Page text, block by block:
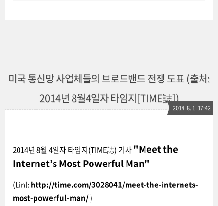
미국 통신망 사업체들의 브로드밴드 전쟁 도표 (출처:
2014년 8월4일자 타임지[TIME誌])
2014. 8. 1. 17:42
2014년 8월 4일자 타임지(TIME誌) 기사"Meet the
Internet’s Most Powerful Man"
(Linl: http://time.com/3028041/meet-the-internets-
most-powerful-man/)